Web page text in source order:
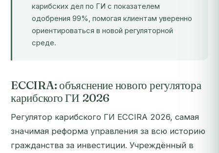
карибских дел по ГИ с показателем
одобрения 99%, помогая клиентам уверенно
ориентироваться в новой регуляторной
среде.
ECCIRA: объяснение нового регулятора
карибского ГИ 2026
Регулятор карибского ГИ ECCIRA 2026, самая
значимая реформа управления за всю историю
гражданства за инвестиции. Учреждённый в